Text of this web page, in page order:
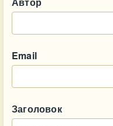
Email
Заголовок